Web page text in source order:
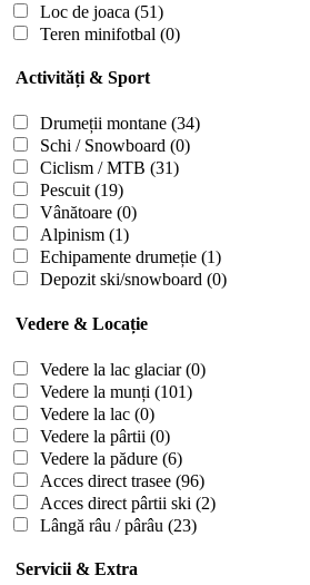
Loc de joaca (51)
Teren minifotbal (0)
Activități & Sport
Drumeții montane (34)
Schi / Snowboard (0)
Ciclism / MTB (31)
Pescuit(19)
Vânătoare (0)
Alpinism (1)
Echipamente drumeție (1)
Depozit ski/snowboard (0)
Vedere & Locație
Vedere la lac glaciar(0)
Vedere la munți (101)
Vedere la lac (0)
Vedere la pârtii (0)
Vedere la pădure (6)
Acces direct trasee (96)
Acces direct pârtii ski (2)
Lângă râu / pârâu (23)
Servicii & Extra